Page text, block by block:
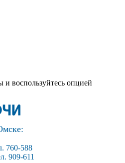
и воспользуйтесь опцией
760-588
909-611